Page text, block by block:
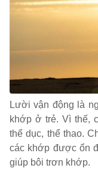
Lười vận động là
khớp ở trẻ. Vì thế,
thể dục, thể thao.
các khớp được ổn
giúp bôi trơn khớp.